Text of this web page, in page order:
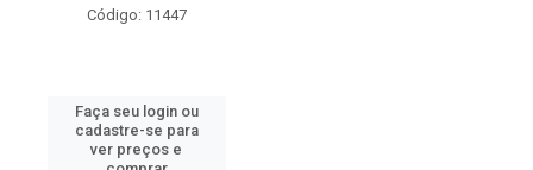
Código: 11447
Faça seu login ou
cadastre-se para
ver preços e